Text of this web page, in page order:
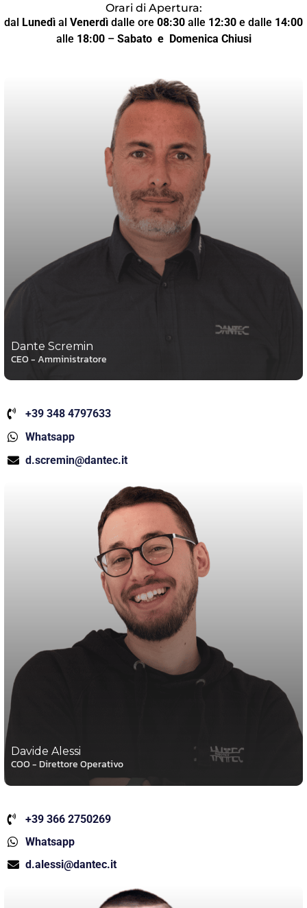
Orari di Apertura:
dal Lunedì al Venerdì dalle ore 08:30 alle 12:30 e dalle 14:00
alle 18:00– Sabato e Domenica Chiusi
Dante Scremin
CEO - Amministratore
+39 348 4797633
Whatsapp
d.scremin@dantec.it
Davide Alessi
COO - Direttore Operativo
+39 366 2750269
Whatsapp
d.alessi@dantec.it